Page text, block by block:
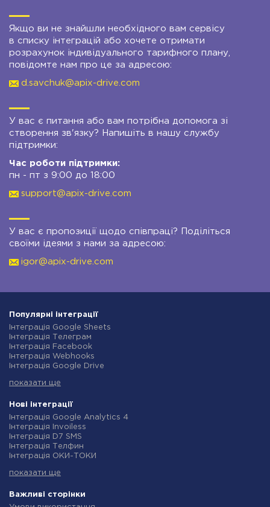
Якщо ви не знайшли необхідного вам сервісу
в списку інтеграцій або хочете отримати
розрахунок індивідуального тарифного плану,
повідомте нам про це за адресою:
d.savchuk@apix-drive.com
У вас є питання або вам потрібна допомога зі
створення зв'язку? Напишіть в нашу службу
підтримки:
Час роботи підтримки:
пн - пт з 9:00 до 18:00
support@apix-drive.com
У вас є пропозиції щодо співпраці? Поділіться
своїми ідеями з нами за адресою:
igor@apix-drive.com
Популярні інтеграції
Інтеграція Google Sheets
Інтеграція Телеграм
Інтеграція Facebook
Інтеграція Webhooks
Інтеграція Google Drive
Інтеграція Gmail
Інтеграція Rozetka
Інтеграція OpenAI (ChatGPT)
Інтеграція Binotel
Інтеграція Prom
Інтеграція Приват24
Інтеграція OLX
Інтеграція SendPulse
Інтеграція Stream Telecom
показати ще
Нові інтеграції
Інтеграція Google Analytics 4
Інтеграція Invoiless
Інтеграція D7 SMS
Інтеграція Телфин
Інтеграція ОКИ-ТОКИ
Інтеграція Microsoft Dynamics 365
Інтеграція TxtSync
Інтеграція Wire2Air
показати ще
Важливі сторінки